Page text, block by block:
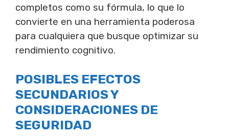
completos como su fórmula, lo que lo
convierte en una herramienta poderosa
para cualquiera que busque optimizar su
rendimiento cognitivo.
POSIBLES EFECTOS
SECUNDARIOS Y
CONSIDERACIONES DE
SEGURIDAD